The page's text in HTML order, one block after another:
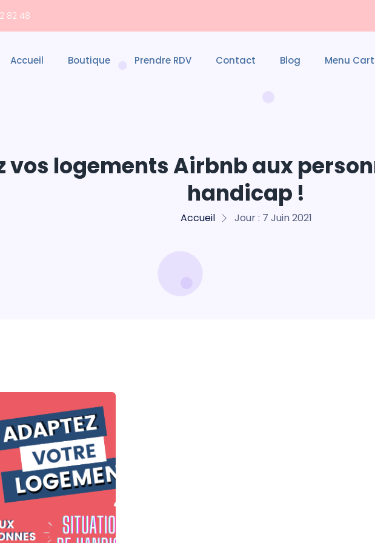
82 48
Accueil Boutique Prendre RDV Contact Blog Menu Cart
vos logements Airbnb aux
handicap !
Accueil Jour : 7 Juin 2021